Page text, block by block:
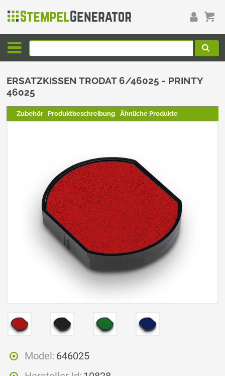
ERSATZKISSEN TRODAT 6/46025 - PRINTY
46025
Zubehör Produktbeschreibung Ähnliche Produkte
Model: 646025